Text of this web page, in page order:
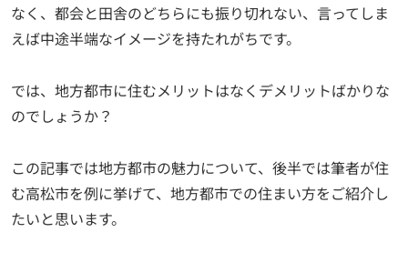
なく、都会と田舎のどちらにも振り切れない、言ってしま
えば中途半端なイメージを持たれがちです。
では、地方都市に住むメリットはなくデメリットばかりな
のでしょうか？
この記事では地方都市の魅力について、後半では筆者が住
む高松市を例に挙げて、地方都市での住まい方をご紹介し
たいと思います。